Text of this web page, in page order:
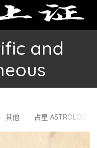
and
其他 占星 ASTROLOGY